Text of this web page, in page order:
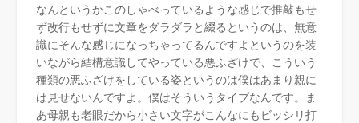
なんというかこのしゃべっているような感じで推敲もせ
ず改行もせずに文章をダラダラと綴るというのは、無意
識にそんな感じになっちゃってるんですよというのを装
いながら結構意識してやっている悪ふざけで、こういう
種類の悪ふざけをしている姿というのは僕はあまり親に
は見せないんですよ。僕はそういうタイプなんです。ま
あ母親も老眼だから小さい文字がこんなにもビッシリ打